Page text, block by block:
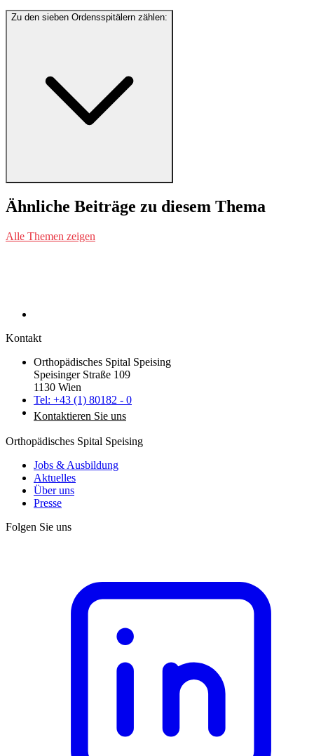
Zu den sieben Ordensspitälern zählen:
Ähnliche Beiträge zu diesem Thema
Alle Themen zeigen
Kontakt
Orthopädisches Spital Speising
Speisinger Straße 109
1130 Wien
Tel: +43 (1) 80182 - 0
Kontaktieren Sie uns
Orthopädisches Spital Speising
Jobs & Ausbildung
Aktuelles
Über uns
Presse
Folgen Sie uns